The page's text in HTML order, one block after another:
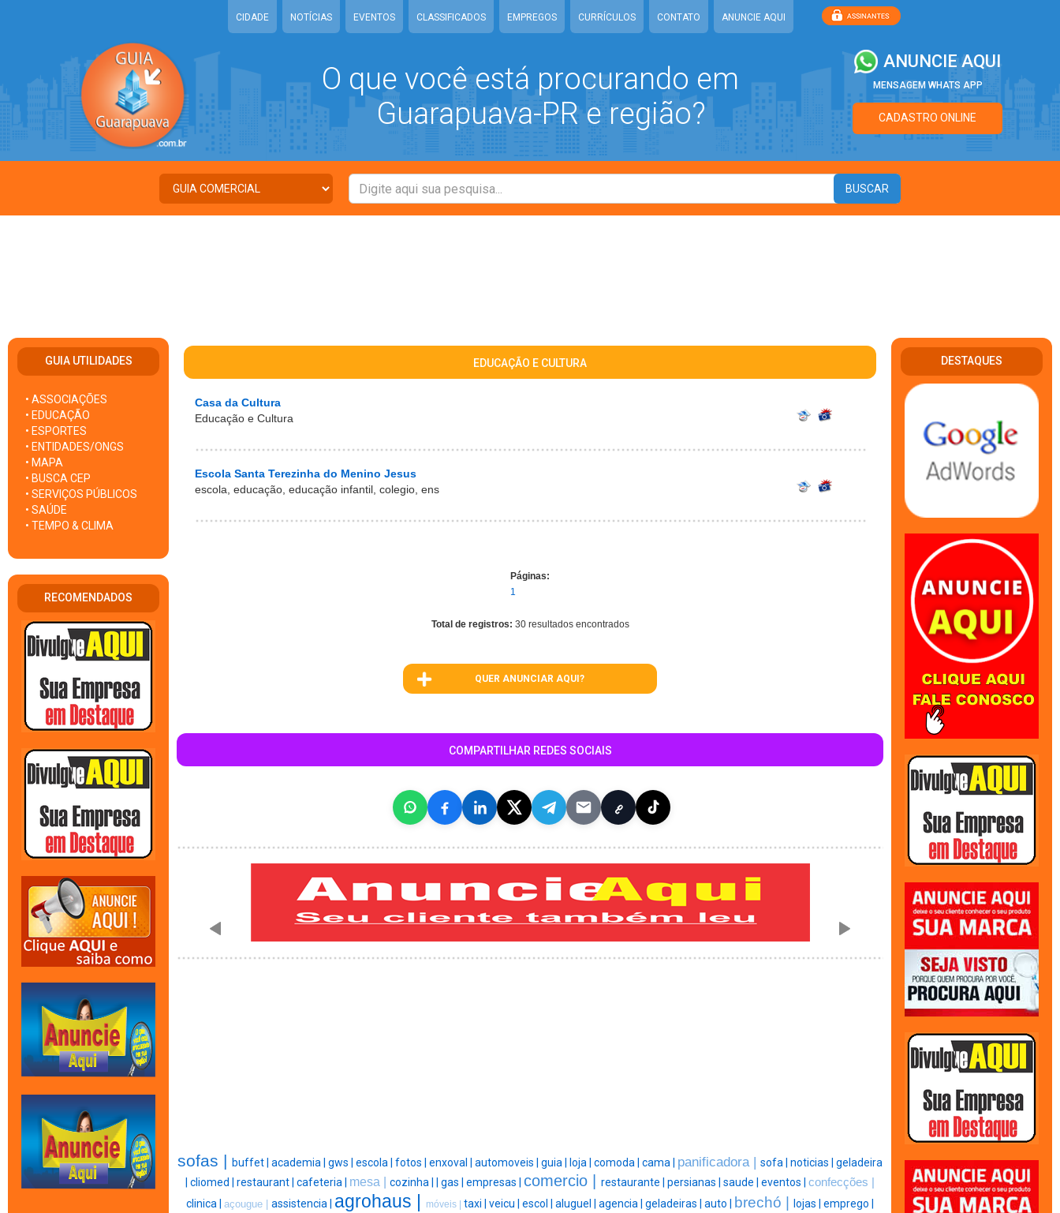
CIDADE NOTÍCIAS EVENTOS CLASSIFICADOS EMPREGOS CURRÍCULOS CONTATO ANUNCIE AQUI
O que você está procurando em
Guarapuava-PR e região?
ANUNCIE AQUI
MENSAGEM WHATS APP
CADASTRO ONLINE
GUIA UTILIDADES
• ASSOCIAÇÕES
• EDUCAÇÃO
• ESPORTES
• ENTIDADES/ONGS
• MAPA
• BUSCA CEP
• SERVIÇOS PÚBLICOS
• SAÚDE
• TEMPO & CLIMA
RECOMENDADOS
EDUCAÇÃO E CULTURA
Casa da Cultura
Educação e Cultura
Escola Santa Terezinha do Menino Jesus
escola, educação, educação infantil, colegio, ens
Páginas:
1
Total de registros: 30 resultados encontrados
QUER ANUNCIAR AQUI?
COMPARTILHAR REDES SOCIAIS
sofas | buffet | academia | gws | escola | fotos | enxoval | automoveis | guia | loja | comoda | cama | panificadora | sofa | noticias | geladeira
cliomed | restaurant | cafeteria | mesa | cozinha | gas | empresas | comercio | restaurante | persianas | saude | eventos | confecções |
clinica | açougue | assistencia | agrohaus | móveis | taxi | veicu | escol | aluguel | agencia | geladeiras | auto | brechó | lojas | emprego |
DESTAQUES